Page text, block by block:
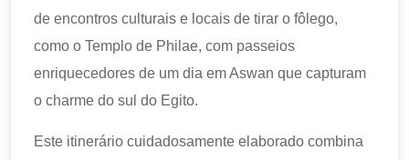
de encontros culturais e locais de tirar o fôlego,
como o Templo de Philae, com passeios
enriquecedores de um dia em Aswan que capturam
o charme do sul do Egito.
Este itinerário cuidadosamente elaborado combina